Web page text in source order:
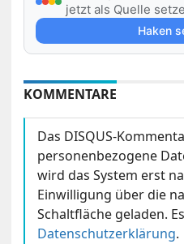
jetzt als Quelle
Haken
KOMMENTARE
Das DISQUS-
personenbezogene
wird das System erst
Einwilligung über die
Schaltfläche geladen.
Datenschutzerklärung.